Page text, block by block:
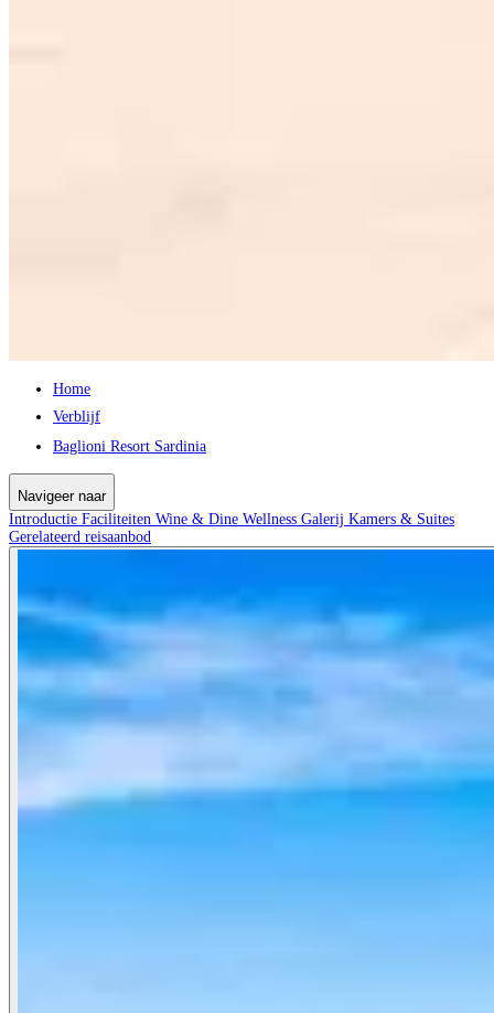
Home
Verblijf
Baglioni Resort Sardinia
Navigeer naar
Introductie Faciliteiten Wine & Dine Wellness Galerij Kamers & Suites
Gerelateerd reisaanbod